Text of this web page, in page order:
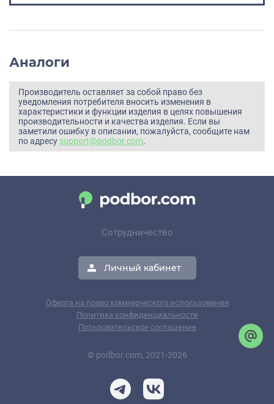
Аналоги
Производитель оставляет за собой право без
уведомления потребителя вносить изменения в
характеристики и функции изделия в целях повышения
производительности и качества изделия. Если вы
заметили ошибку в описании, пожалуйста, сообщите нам
по адресу support@podbor.com.
Сотрудничество
Личный кабинет
Оферта на право коммерческого использования
Политика конфиденциальности
Пользовательское соглашение
© podbor.com, 2021-2026